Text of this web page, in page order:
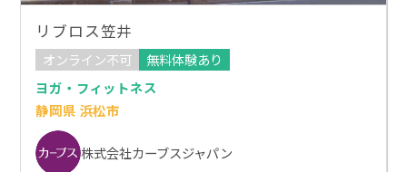
リブロス笠井
オンライン不可
無料体験あり
ヨガ・フィットネス
静岡県 浜松市
株式会社カーブスジャパン